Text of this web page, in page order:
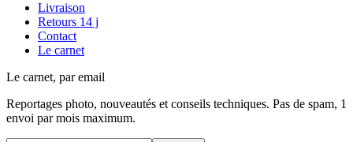
Livraison
Retours 14 j
Contact
Le carnet
Le carnet, par email
Reportages photo, nouveautés et conseils techniques. Pas de spam, 1
envoi par mois maximum.